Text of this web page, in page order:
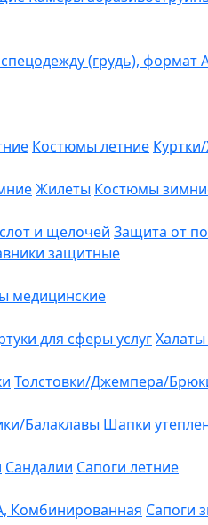
(грудь), формат
Костюмы летние
Жилеты Костюмы
и щелочей Защита от
защитные
медицинские
для сферы услуг
Толстовки/Джемпера/
Балаклавы Шапки
Сандалии Сапоги летние
Комбинированная Сапоги